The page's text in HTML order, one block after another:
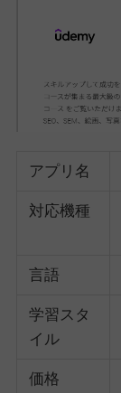
アプリ名
対応機種
言語
学習スタ
イル
価格